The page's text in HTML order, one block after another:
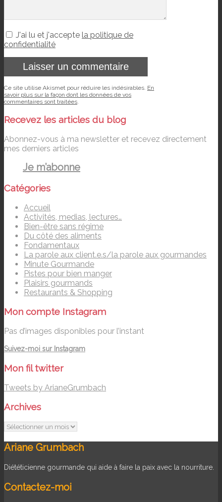
J'ai lu et j'accepte la politique de
confidentialité
Ce site utilise Akismet pour réduire les indésirables. En
savoir plus sur la façon dont les données de vos
commentaires sont traitées
Recevez les articles du blog
Abonnez-vous à ma newsletter et recevez directement
mes derniers articles
Je m’abonne
Catégories
Accueil
Activités, medias, lectures…
Bien-être sans régime
Du côté des aliments
Fondamentaux
La parole aux client.e.s/la parole aux gourmandes
Minute Gourmande
Pistes pour bien manger
Plaisirs gourmands
Restaurants & Shopping
Mon compte Instagram
Pas d’images disponibles pour l’instant
Suivez-moi sur Instagram
Mon fil twitter
Tweets by ArianeGrumbach
Archives
Archives
Ariane Grumbach
Diététicienne gourmande qui aide à faire la paix avec la nourriture.
Contactez-moi